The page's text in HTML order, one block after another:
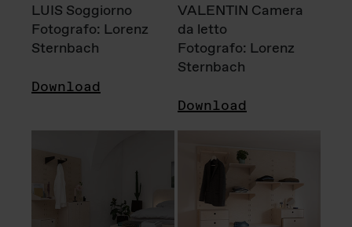
LUIS Soggiorno
Fotografo: Lorenz
Sternbach
Download
VALENTIN Camera
da letto
Fotografo: Lorenz
Sternbach
Download